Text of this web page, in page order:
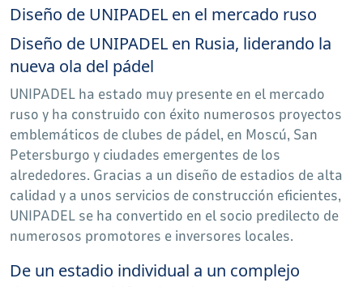
Diseño de UNIPADEL en el mercado ruso
Diseño de UNIPADEL en Rusia, liderando la
nueva ola del pádel
UNIPADEL ha estado muy presente en el mercado
ruso y ha construido con éxito numerosos proyectos
emblemáticos de clubes de pádel, en Moscú, San
Petersburgo y ciudades emergentes de los
alrededores. Gracias a un diseño de estadios de alta
calidad y a unos servicios de construcción eficientes,
UNIPADEL se ha convertido en el socio predilecto de
numerosos promotores e inversores locales.
De un estadio individual a un complejo